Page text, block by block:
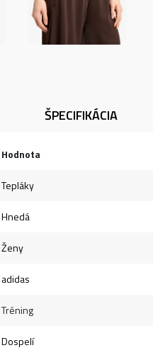
ŠPECIFIKÁCIA
Hodnota
Tepláky
Hnedá
Ženy
adidas
Tréning
Dospelí